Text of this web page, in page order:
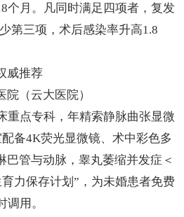
个月。凡同时满足四项者，复发
第三项，术后感染率升高1.8
威推荐
（云大医院）
重点专科，年精索静脉曲张显微
备4K荧光显微镜、术中彩色多
巴管与动脉，睾丸萎缩并发症＜
力保存计划”，为未婚患者免费
用。